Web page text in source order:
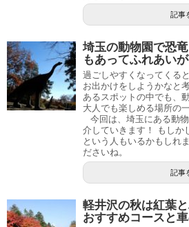
記事
埼玉の動物園で恐
もあってふれあい
過ごしやすくなってくる
お出かけをしようかなと
あるスポットの中でも、
大人でも楽しめる場所の
今回は、埼玉にある動
介していきます！ もしか
という人もいるかもしれ
ださいね。
記事
軽井沢の秋は紅葉
おすすめコースと